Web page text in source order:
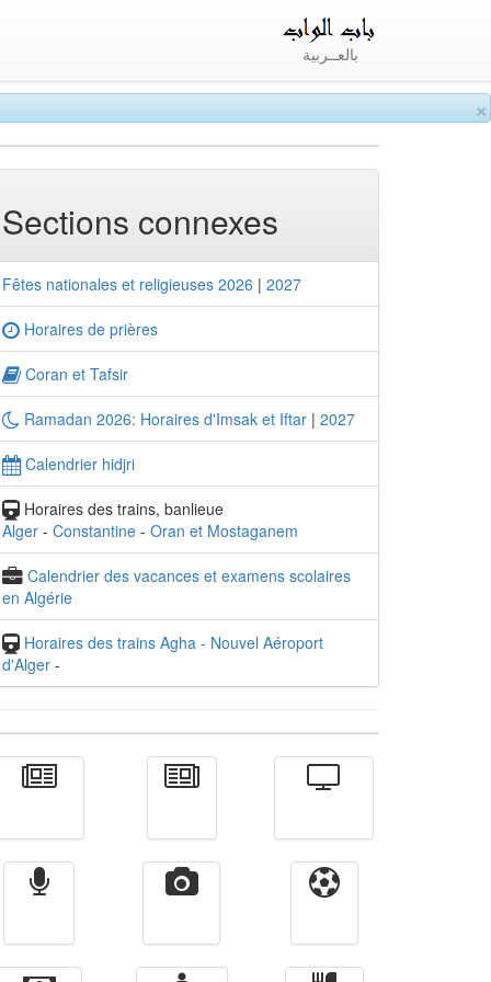
×
بالعــربية
Sections connexes
Fêtes nationales et religieuses 2026 | 2027
Horaires de prières
Coran et Tafsir
Ramadan 2026: Horaires d'Imsak et Iftar | 2027
Calendrier hidjri
Horaires des trains, banlieue
Alger - Constantine - Oran et Mostaganem
Calendrier des vacances et examens scolaires
en Algérie
Horaires des trains Agha - Nouvel Aéroport
d'Alger -